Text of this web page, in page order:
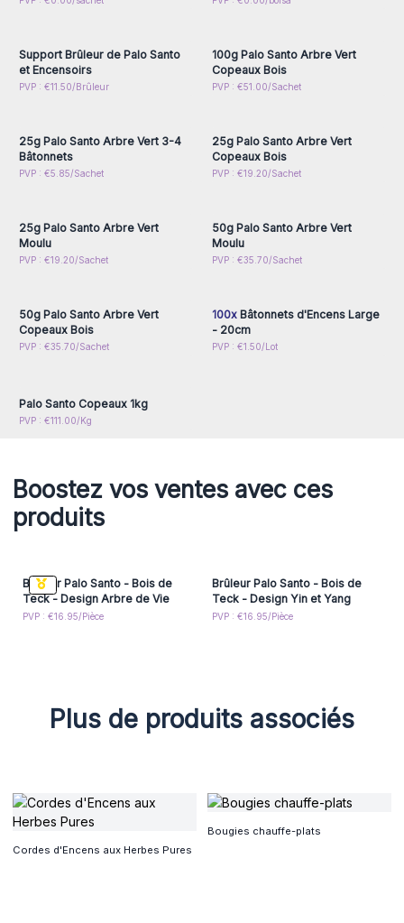
Support Brûleur de Palo Santo
et Encensoirs
PVP : €11.50/Brûleur
100g Palo Santo Arbre Vert
Copeaux Bois
PVP : €51.00/Sachet
Connectez-vous ou
25g Palo Santo Arbre Vert 3-4
Bâtonnets
PVP : €5.85/Sachet
Connectez-vous ou
25g Palo Santo Arbre Vert
Copeaux Bois
PVP : €19.20/Sachet
Connectez-vous ou
25g Palo Santo Arbre Vert
Moulu
PVP : €19.20/Sachet
Connectez-vous ou
50g Palo Santo Arbre Vert
Moulu
PVP : €35.70/Sachet
Connectez-vous ou
50g Palo Santo Arbre Vert
Copeaux Bois
PVP : €35.70/Sachet
Connectez-vous ou
100xBâtonnets d'Encens Large
- 20cm
PVP : €1.50/Lot
Connectez-vous ou
Palo Santo Copeaux 1kg
PVP : €111.00/Kg
Boostez vos ventes avec ces
produits
Brûleur Palo Santo - Bois de
Teck - Design Arbre de Vie
PVP : €16.95/Pièce
Brûleur Palo Santo - Bois de
Teck - Design Yin et Yang
PVP : €16.95/Pièce
Plus de produits associés
Cordes d'Encens aux Herbes Pures
Bougies chauffe-plats